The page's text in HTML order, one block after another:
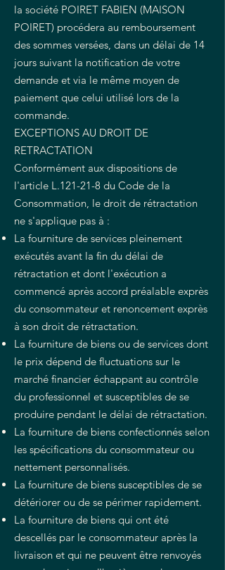
la société POIRET FABIEN (MAISON
POIRET) procédera au remboursement
des sommes versées, dans un délai de 14
jours suivant la notification de votre
demande et via le même moyen de
paiement que celui utilisé lors de la
commande.
EXCEPTIONS AU DROIT DE
RETRACTATION
Conformément aux dispositions de
l'article L.121-21-8 du Code de la
Consommation, le droit de rétractation
ne s'applique pas à :
La fourniture de services pleinement
exécutés avant la fin du délai de
rétractation et dont l'exécution a
commencé après accord préalable exprès
du consommateur et renoncement exprès
à son droit de rétractation.
La fourniture de biens ou de services dont
le prix dépend de fluctuations sur le
marché financier échappant au contrôle
du professionnel et susceptibles de se
produire pendant le délai de rétractation.
La fourniture de biens confectionnés selon
les spécifications du consommateur ou
nettement personnalisés.
La fourniture de biens susceptibles de se
détériorer ou de se périmer rapidement.
La fourniture de biens qui ont été
descellés par le consommateur après la
livraison et qui ne peuvent être renvoyés